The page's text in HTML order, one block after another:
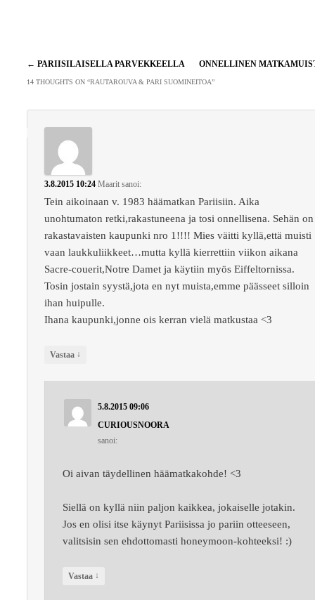
Artikkelien
selaus
← PARIISILAISELLA PARVEKKEELLA ONNELLINEN
14 THOUGHTS ON “RAUTAROUVA & PARI SUOMINEITOA”
3.8.2015 10:24 Maarit sanoi:
Tein aikoinaan v. 1983 häämatkan Pariisiin. Aika
unohtumaton retki,rakastuneena ja tosi onnellisena. Sehän on
rakastavaisten kaupunki nro 1!!!! Mies väitti kyllä,että muisti
vaan laukkuliikkeet…mutta kyllä kierrettiin viikon aikana
Sacre-couerit,Notre Damet ja käytiin myös Eiffeltornissa.
Tosin jostain syystä,jota en nyt muista,emme päässeet silloin
ihan huipulle.
Ihana kaupunki,jonne ois kerran vielä matkustaa <3
Vastaa ↓
5.8.2015 09:06
CURIOUSNOORA
sanoi:
Oi aivan täydellinen häämatkakohde! <3
Siellä on kyllä niin paljon kaikkea, jokaiselle jotakin.
Jos en olisi itse käynyt Pariisissa jo pariin otteeseen,
valitsisin sen ehdottomasti honeymoon-kohteeksi! :)
Vastaa ↓